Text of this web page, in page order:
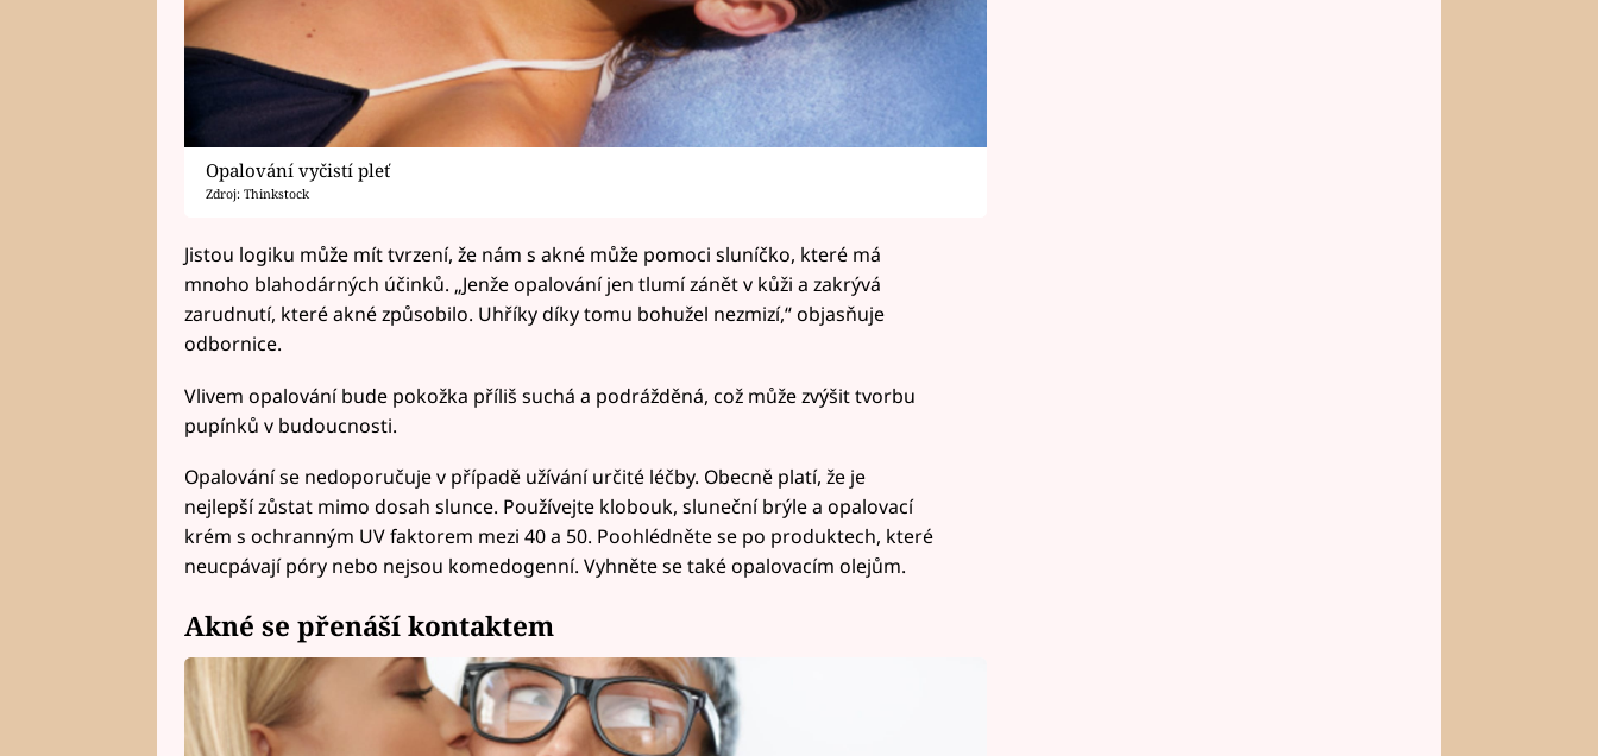
Opalování vyčistí pleť
Zdroj: Thinkstock
Jistou logiku může mít tvrzení, že nám s akné může pomoci sluníčko, které má
mnoho blahodárných účinků. „Jenže opalování jen tlumí zánět v kůži a zakrývá
zarudnutí, které akné způsobilo. Uhříky díky tomu bohužel nezmizí,“ objasňuje
odbornice.
Vlivem opalování bude pokožka příliš suchá a podrážděná, což může zvýšit tvorbu
pupínků v budoucnosti.
Opalování se nedoporučuje v případě užívání určité léčby. Obecně platí, že je
nejlepší zůstat mimo dosah slunce. Používejte klobouk, sluneční brýle a opalovací
krém s ochranným UV faktorem mezi 40 a 50. Poohlédněte se po produktech, které
neucpávají póry nebo nejsou komedogenní. Vyhněte se také opalovacím olejům.
Akné se přenáší kontaktem